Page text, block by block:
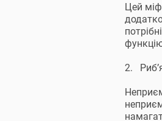
Цей
2.